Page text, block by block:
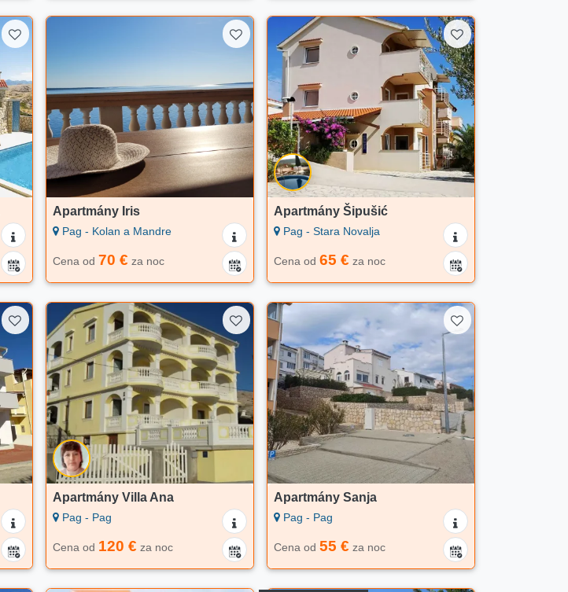
Apartmány Iris
Pag - Kolan a Mandre
Cena od 70 € za noc
Apartmány Šipušić
Pag - Stara Novalja
Cena od 65 € za noc
Apartmány Villa Ana
Pag - Pag
Cena od 120 € za noc
Apartmány Sanja
Pag - Pag
Cena od 55 € za noc